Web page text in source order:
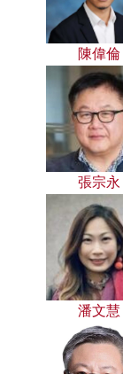
陳偉倫
張宗永
潘文慧